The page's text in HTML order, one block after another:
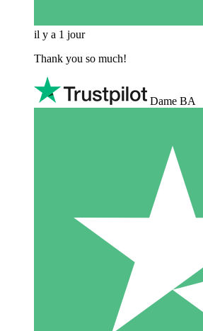
il y a 1 jour
Thank you so much!
Dame BA